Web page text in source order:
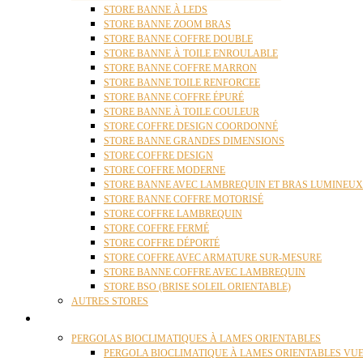
STORE BANNE À LEDS
STORE BANNE ZOOM BRAS
STORE BANNE COFFRE DOUBLE
STORE BANNE À TOILE ENROULABLE
STORE BANNE COFFRE MARRON
STORE BANNE TOILE RENFORCEE
STORE BANNE COFFRE ÉPURÉ
STORE BANNE À TOILE COULEUR
STORE COFFRE DESIGN COORDONNÉ
STORE BANNE GRANDES DIMENSIONS
STORE COFFRE DESIGN
STORE COFFRE MODERNE
STORE BANNE AVEC LAMBREQUIN ET BRAS LUMINEUX
STORE BANNE COFFRE MOTORISÉ
STORE COFFRE LAMBREQUIN
STORE COFFRE FERMÉ
STORE COFFRE DÉPORTÉ
STORE COFFRE AVEC ARMATURE SUR-MESURE
STORE BANNE COFFRE AVEC LAMBREQUIN
STORE BSO (BRISE SOLEIL ORIENTABLE)
AUTRES STORES
PERGOLAS BIOCLIMATIQUES À LAMES ORIENTABLES
PERGOLA BIOCLIMATIQUE À LAMES ORIENTABLES